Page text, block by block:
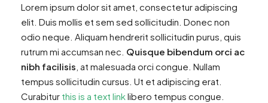
Lorem ipsum dolor sit amet, consectetur adipiscing
elit. Duis mollis et sem sed sollicitudin. Donec non
odio neque. Aliquam hendrerit sollicitudin purus, quis
rutrum mi accumsan nec. Quisque bibendum orci ac
nibh facilisis , at malesuada orci congue. Nullam
tempus sollicitudin cursus. Ut et adipiscing erat.
Curabitur this is a text linklibero tempus congue.